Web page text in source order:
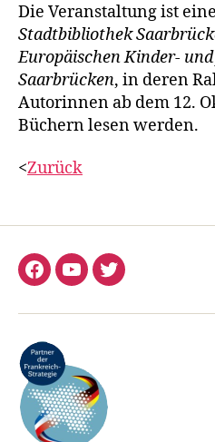
Die Veranstaltung ist
Stadtbibliothek
Europäischen Kinder-
Saarbrücken, in deren
Autorinnen ab dem 12.
Büchern lesen werden.
<Zurück
Facebook
YouTubeTwitter